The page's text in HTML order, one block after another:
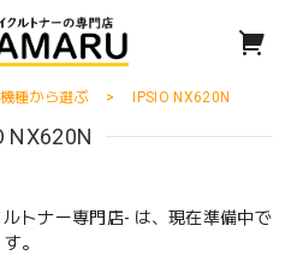
機種から選ぶ IPSIO NX620N
NX620N
トナー専門店- は、現在準備中で
す。